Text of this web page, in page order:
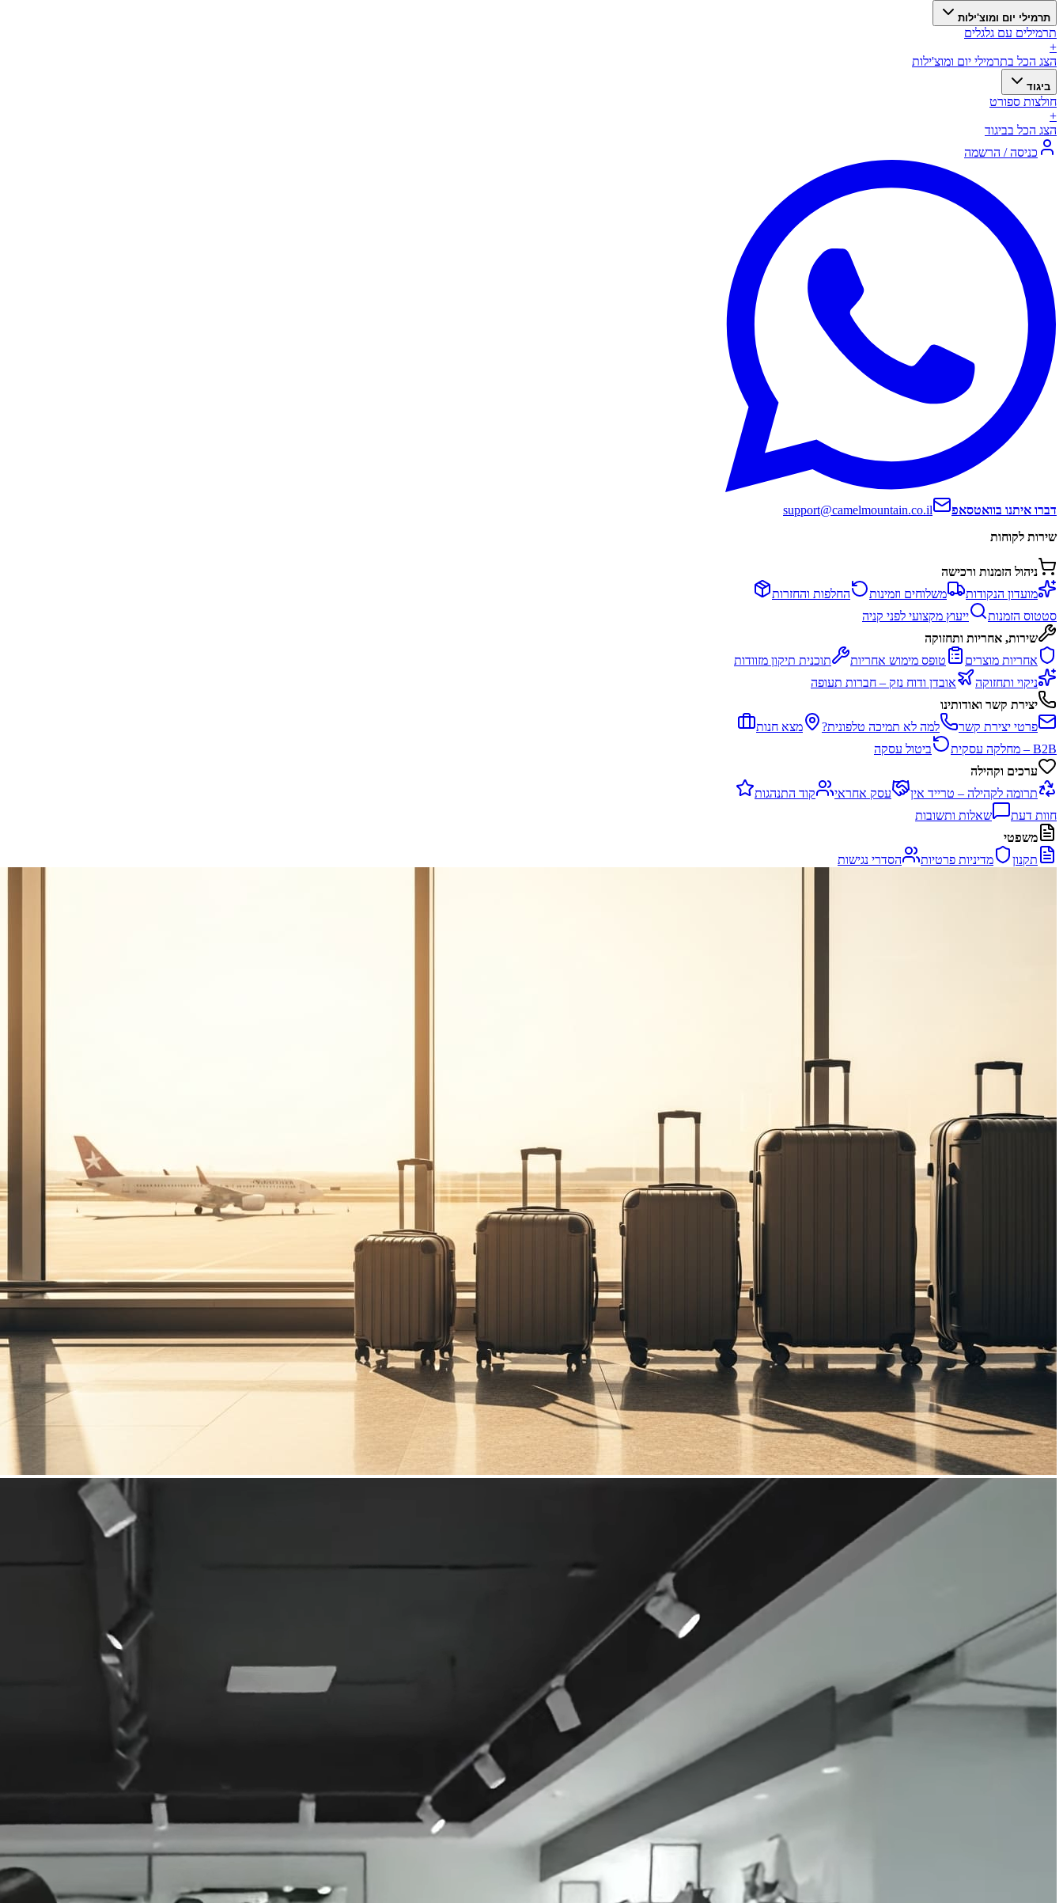
תרמילי יום ומוצ'ילות
תרמילים עם גלגלים
+
הצג הכל בתרמילי יום ומוצ'ילות
ביגוד
חולצות ספורט
+
הצג הכל בביגוד
כניסה / הרשמה
דברו איתנו בוואטסאפ
support@camelmountain.co.il
שירות לקוחות
ניהול הזמנות ורכישה
מועדון הנקודות
משלוחים וזמינות
החלפות והחזרות
סטטוס הזמנות
ייעוץ מקצועי לפני קניה
שירות, אחריות ותחזוקה
אחריות מוצרים
טופס מימוש אחריות
תוכנית תיקון מזוודות
ניקוי ותחזוקה
אובדן ודוח נזק – חברות תעופה
יצירת קשר ואודותינו
פרטי יצירת קשר
למה לא תמיכה טלפונית?
מצא חנות
B2B – מחלקה עסקית
ביטול עסקה
ערכים וקהילה
תרומה לקהילה – טרייד אין
עסק אחראי
קוד התנהגות
חוות דעת
שאלות ותשובות
משפטי
תקנון
מדיניות פרטיות הסדרי נגישות